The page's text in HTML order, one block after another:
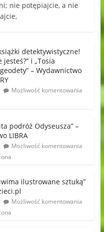
nie potępiajcie, a nie
detektywistyczne!
jesteś?” i „Tosia
– Wydawnictwo
Możliwość komentowania
podróż Odyseusza” –
LIBRA
Możliwość komentowania
ilustrowane sztuką”
Możliwość komentowania